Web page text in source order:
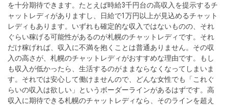
を十分期待できます。たとえば時給3千円台の高収入を提示するチ
ャットレディがありますし、日給で1万円以上が見込めるチャット
レディもあります。いずれも確定的な収入ではないものの、それ
ぐらい稼げる可能性があるのが札幌のチャットレディです。それ
だけ稼げれば、収入に不満を抱くことは普通ありません。その収
入の高さが、札幌のチャットレディがおすすめな理由です。もし
も収入が低かったら、生活するのがままならなくなってしまいま
す。それでは安心して働けませんので、どんな女性でも「これぐ
らいの収入は欲しい」というボーダーラインがあるはずです。高
収入に期待できる札幌のチャットレディなら、そのラインを超え